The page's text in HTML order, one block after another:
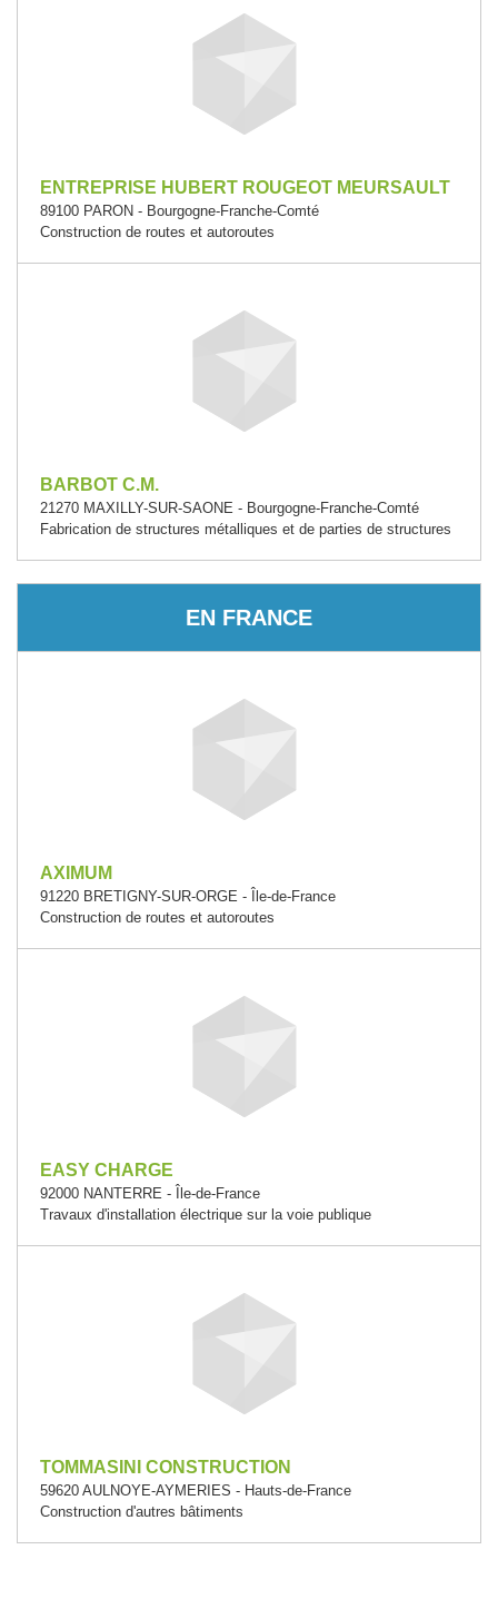
ENTREPRISE HUBERT ROUGEOT MEURSAULT
89100 PARON - Bourgogne-Franche-Comté
Construction de routes et autoroutes
BARBOT C.M.
21270 MAXILLY-SUR-SAONE - Bourgogne-Franche-Comté
Fabrication de structures métalliques et de parties de structures
EN FRANCE
AXIMUM
91220 BRETIGNY-SUR-ORGE - Île-de-France
Construction de routes et autoroutes
EASY CHARGE
92000 NANTERRE - Île-de-France
Travaux d'installation électrique sur la voie publique
TOMMASINI CONSTRUCTION
59620 AULNOYE-AYMERIES - Hauts-de-France
Construction d'autres bâtiments